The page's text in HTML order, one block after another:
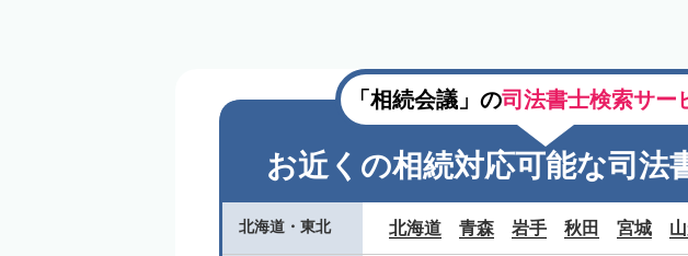
「相続会議」の司法書士検索サー
お近くの相続対応可能な司法
北海道 ・ 東北 北海道 青森 岩手 秋田 宮城